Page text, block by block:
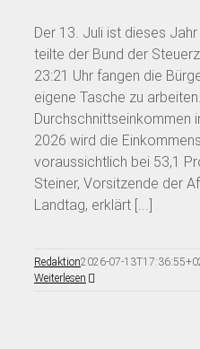
Der 13. Juli ist dieses
teilte der Bund der
23:21 Uhr fangen die
eigene Tasche zu
Durchschnittseinkommen
2026 wird die
voraussichtlich bei 53,1
Steiner, Vorsitzende der
Landtag, erklärt [...]
Redaktion2026-07-
Weiterlesen